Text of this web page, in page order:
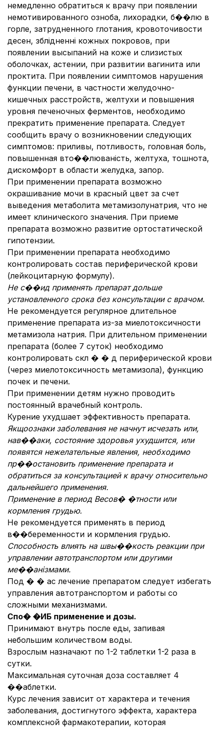
немедленно обратиться к врачу при появлении
немотивированного озноба, лихорадки, б��лю в
горле, затрудненного глотания, кровоточивости
десен, зблідненні кожных покровов, при
появлении высыпаний на коже и слизистых
оболочках, астении, при развитии вагинита или
проктита. При появлении симптомов нарушения
функции печени, в частности желудочно-
кишечных расстройств, желтухи и повышения
уровня печеночных ферментов, необходимо
прекратить применение препарата. Следует
сообщить врачу о возникновении следующих
симптомов: приливы, потливость, головная боль,
повышенная вто��люваність, желтуха, тошнота,
дискомфорт в области желудка, запор.
При применении препарата возможно
окрашивание мочи в красный цвет за счет
выведения метаболита метамизолунатрия, что не
имеет клинического значения. При приеме
препарата возможно развитие ортостатической
гипотензии.
При применении препарата необходимо
контролировать состав периферической крови
(лейкоцитарную формулу).
Не с��ид применять препарат дольше
установленного срока без консультации с врачом.
Не рекомендуется регулярное длительное
применение препарата из-за миелотоксичности
метамизола натрия. При длительном применении
препарата (более 7 суток) необходимо
контролировать скл � � д периферической крови
(через миелотоксичность метамизола), функцию
почек и печени.
При применении детям нужно проводить
постоянный врачебный контроль.
Курение ухудшает эффективность препарата.
Якщоознаки заболевания не начнут исчезать или,
нав��аки, состояние здоровья ухудшится, или
появятся нежелательные явления, необходимо
пр��остановить применение препарата и
обратиться за консультацией к врачу относительно
дальнейшего применения.
Применение в период Весов� �тности или
кормления грудью.
Не рекомендуется применять в период
в��беременности и кормления грудью.
Способность влиять на швы��кость реакции при
управлении автотранспортом или другими
ме��анізмами.
Под � � ас лечение препаратом следует избегать
управления автотранспортом и работы со
сложными механизмами.
Спо� �ИБ применение и дозы.
Принимают внутрь после еды, запивая
небольшим количеством воды.
Взрослым назначают по 1-2 таблетки 1-2 раза в
сутки.
Максимальная суточная доза составляет 4
��аблетки.
Курс лечения зависит от характера и течения
заболевания, достигнутого эффекта, характера
комплексной фармакотерапии, которая